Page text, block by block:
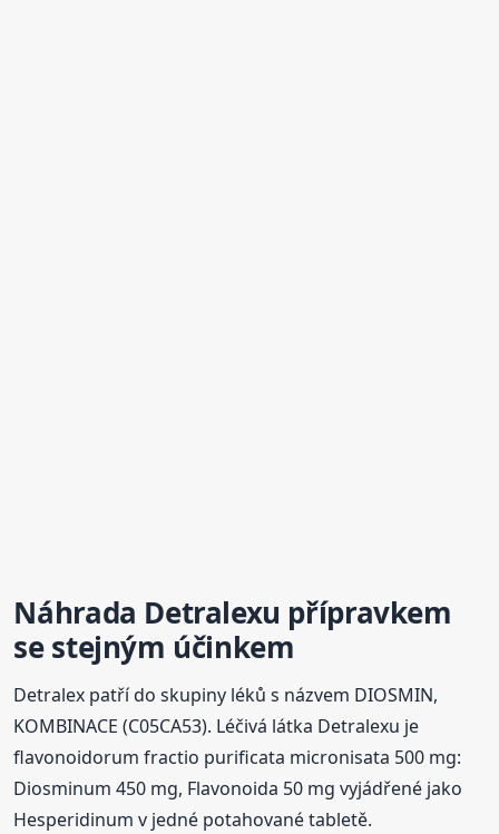
Náhrada Detralexu přípravkem
se stejným účinkem
Detralex patří do skupiny léků s názvem DIOSMIN,
KOMBINACE (C05CA53). Léčivá látka Detralexu je
flavonoidorum fractio purificata micronisata 500 mg:
Diosminum 450 mg, Flavonoida 50 mg vyjádřené jako
Hesperidinum v jedné potahované tabletě.